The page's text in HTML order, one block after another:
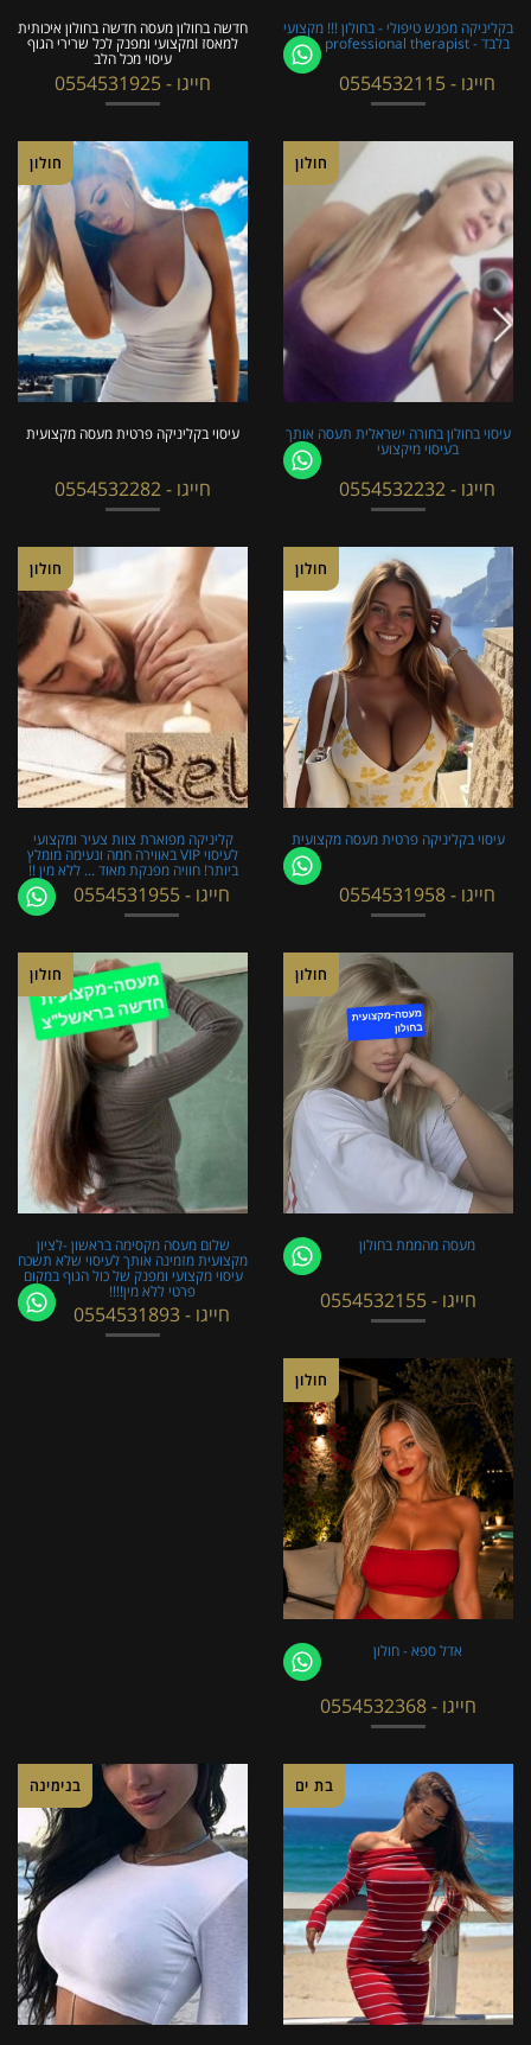
חדשה בחולון מעסה חדשה בחולון איכותית
למאסז Iמקצועי ומפנק לכל שרירי הגוף
עיסוי מכל הלב
חייגו - 0554531925
בקליניקה מפגש טיפולי - בחולון !!! מקצועי
בלבד - professional therapist
חייגו - 0554532115
חולון
עיסוי בקליניקה פרטית מעסה מקצועית
חייגו - 0554532282
חולון
עיסוי בחולון בחורה ישראלית תעסה אותך
בעיסוי מיקצועי
חייגו - 0554532232
חולון
קליניקה מפוארת צוות צעיר ומקצועי
לעיסוי VIP באווירה חמה ונעימה מומלץ
ביותר! חוויה מפנקת מאוד ... ללא מין !!
חייגו - 0554531955
חולון
עיסוי בקליניקה פרטית מעסה מקצועית
חייגו - 0554531958
חולון
שלום מעסה מקסימה בראשון -לציון
מקצועית מזמינה אותך לעיסוי שלא תשכח
עיסוי מקצועי ומפנק של כול הגוף במקום
פרטי ללא מין!!!!
חייגו - 0554531893
חולון
מעסה מהממת בחולון
חייגו - 0554532155
חולון
אדל ספא - חולון
חייגו - 0554532368
בנימינה בת ים